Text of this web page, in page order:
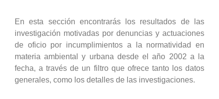
En esta sección encontrarás los resultados de las
investigación motivadas por denuncias y actuaciones
de oficio por incumplimientos a la normatividad en
materia ambiental y urbana desde el año 2002 a la
fecha, a través de un filtro que ofrece tanto los datos
generales, como los detalles de las investigaciones.